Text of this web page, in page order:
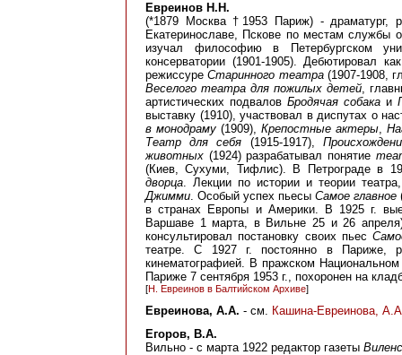
Евреинов Н.Н.
(*1879 Москвa †1953 Париж) -драматург,
Екатеринославе, Пскове по местам службы
изучал философию в Петербургском
консерватории (1901-1905). Дебютировал
режиссуреСтаринного театра(1907-1908,
Веселого театра для пожилых детей,
артистических подвалов Бродячая собака и
выставку (1910), участвовал в диспутах о
в монодраму (1909), Крепостные актеры,
Театр для себя (1915-1917),
животных (1924) разрабатывал понятие
(Киев, Сухуми, Тифлис). В Петрограде в
дворца. Лекции по истории и теории
Джимми. Особый успех пьесы Самое главное
в странах Европы и Америки. В 1925 г.
Варшаве 1 марта, в Вильне 25 и 26
консультировал постановку своих пьес
театре. С 1927 г. постоянно в Париже,
кинематографией. В пражском
Париже 7 сентября 1953 г., похоронен на
[Н. Евреинов в Балтийском Архиве]
Евреинова, А.A. - см. Кашина-Евреинова,
Егоров, В.А.
Вильнo - с марта 1922 редактор газеты